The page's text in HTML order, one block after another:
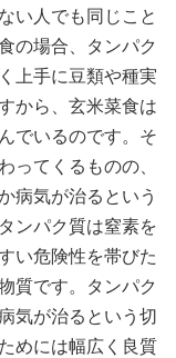
い人でも同じこと
の場合、タンパク
上手に豆類や種実
から、玄米菜食は
でいるのです。そ
ってくるものの、
病気が治るという
ンパク質は窒素を
い危険性を帯びた
質です。タンパク
気が治るという切
めには幅広く良質